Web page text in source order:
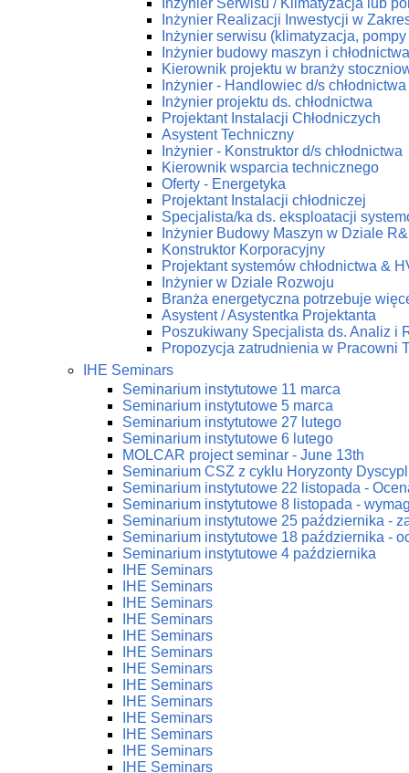
Inżynier Serwisu / Klimatyzacja lub
Inżynier Realizacji Inwestycji w
Inżynier serwisu (klimatyzacja, pompy
Inżynier budowy maszyn i chłodnictwa
Kierownik projektu w branży
Inżynier - Handlowiec d/s chłodnictwa
Inżynier projektu ds. chłodnictwa
Projektant Instalacji Chłodniczych
Asystent Techniczny
Inżynier - Konstruktor d/s chłodnictwa
Kierownik wsparcia technicznego
Oferty - Energetyka
Projektant Instalacji chłodniczej
Specjalista/ka ds. eksploatacji
Inżynier Budowy Maszyn w Dziale
Konstruktor Korporacyjny
Projektant systemów chłodnictwa &
Inżynier w Dziale Rozwoju
Branża energetyczna potrzebuje
Asystent / Asystentka Projektanta
Poszukiwany Specjalista ds. Analiz i
Propozycja zatrudnienia w Pracowni
IHE Seminars
Seminarium instytutowe 11 marca
Seminarium instytutowe 5 marca
Seminarium instytutowe 27 lutego
Seminarium instytutowe 6 lutego
MOLCAR project seminar - June 13th
Seminarium CSZ z cyklu Horyzonty
Seminarium instytutowe 22 listopada -
Seminarium instytutowe 8 listopada -
Seminarium instytutowe 25 października -
Seminarium instytutowe 18 października -
Seminarium instytutowe 4 października
IHE Seminars
IHE Seminars
IHE Seminars
IHE Seminars
IHE Seminars
IHE Seminars
IHE Seminars
IHE Seminars
IHE Seminars
IHE Seminars
IHE Seminars
IHE Seminars
IHE Seminars